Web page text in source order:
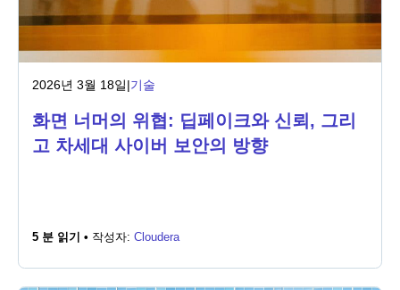
2026년 3월 18일|기술
화면 너머의 위협: 딥페이크와 신뢰, 그리
고 차세대 사이버 보안의 방향
5 분 읽기 • 작성자: Cloudera